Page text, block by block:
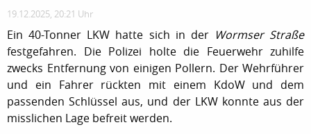
19.12.2025, 20:21 Uhr
Ein 40-Tonner LKW hatte sich in der Wormser Straße
festgefahren. Die Polizei holte die Feuerwehr zuhilfe
zwecks Entfernung von einigen Pollern. Der Wehrführer
und ein Fahrer rückten mit einem KdoW und dem
passenden Schlüssel aus, und der LKW konnte aus der
misslichen Lage befreit werden.